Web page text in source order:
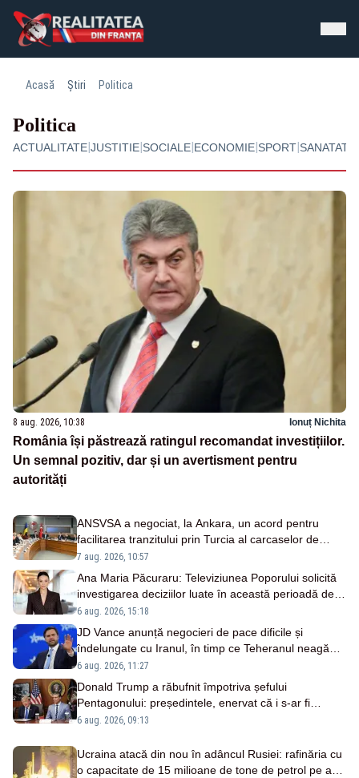
Acasă Știri Politica
Politica
ACTUALITATE|JUSTITIE|SOCIALE|ECONOMIE|SPORT|SANATATE
8 aug. 2026, 10:38 Ionuț Nichita
România își păstrează ratingul recomandat investițiilor.
Un semnal pozitiv, dar și un avertisment pentru
autorități
ANSVSA a negociat, la Ankara, un acord pentru
facilitarea tranzitului prin Turcia al carcaselor de
ovine și bovine
7 aug. 2026, 10:57
Ana Maria Păcuraru: Televiziunea Poporului solicită
investigarea deciziilor luate în această perioadă de
criză enegetică
6 aug. 2026, 15:18
JD Vance anunță negocieri de pace dificile și
îndelungate cu Iranul, în timp ce Teheranul neagă
existența discuțiilor cu SUA
6 aug. 2026, 11:27
Donald Trump a răbufnit împotriva șefului
Pentagonului: președintele, enervat că i s-ar fi
ascuns penuria de rachete – SURSE
6 aug. 2026, 09:13
Ucraina atacă din nou în adâncul Rusiei: rafinăria cu
o capacitate de 15 milioane de tone de petrol pe an,